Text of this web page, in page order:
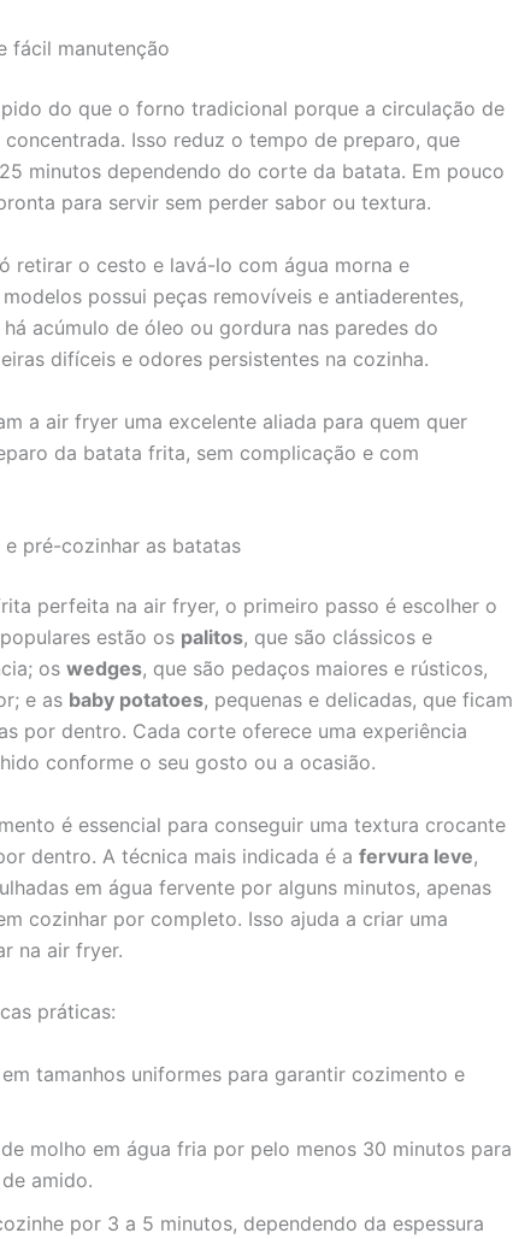
fácil manutenção
do que o forno tradicional porque a circulação de
Isso reduz o tempo de preparo, que
minutos dependendo do corte da batata. Em pouco
para servir sem perder sabor ou textura.
retirar o cesto e lavá-lo com água morna e
possui peças removíveis e antiaderentes,
acúmulo de óleo ou gordura nas paredes do
difíceis e odores persistentes na cozinha.
a air fryer uma excelente aliada para quem quer
da batata frita, sem complicação e com
pré-cozinhar as batatas
perfeita na air fryer, o primeiro passo é escolher o
estão os palitos, que são clássicos e
os wedges, que são pedaços maiores e rústicos,
e as baby potatoes, pequenas e delicadas, que ficam
por dentro. Cada corte oferece uma experiência
conforme o seu gosto ou a ocasião.
é essencial para conseguir uma textura crocante
dentro. A técnica mais indicada é a fervura leve,
em água fervente por alguns minutos, apenas
cozinhar por completo. Isso ajuda a criar uma
na air fryer.
práticas:
tamanhos uniformes para garantir cozimento e
molho em água fria por pelo menos 30 minutos para
amido.
por 3 a 5 minutos, dependendo da espessura